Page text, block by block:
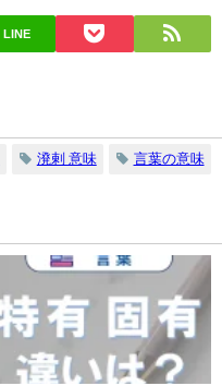
LINE
溌剌 意味 言葉の意味